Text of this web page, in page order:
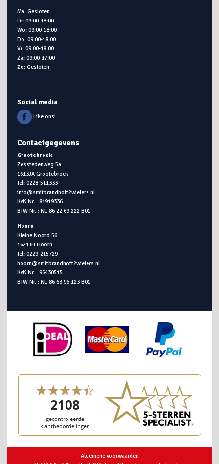
Ma: Gesloten
Di: 09:00-18:00
Wo: 09:00-18:00
Do: 09:00-18:00
Vr: 09:00-18:00
Za: 09:00-17:00
Zo: Gesloten
Social media
Like ons!
Contactgegevens
Grootebroek
Zesstedenweg 5a
1613JA Grootebroek
Tel: 0228-511333
info@smitbrandhoff2wielers.nl
KvK Nr. : 81919336
BTW Nr. : NL 86 22 69 222 B01
Hoorn
Kleine Noord 56
1621JH Hoorn
Tel: 0229-215729
hoorn@smitbrandhoff2wielers.nl
KvK Nr. : 93430515
BTW Nr. : NL 86 63 96 123 B01
Algemene voorwaarden